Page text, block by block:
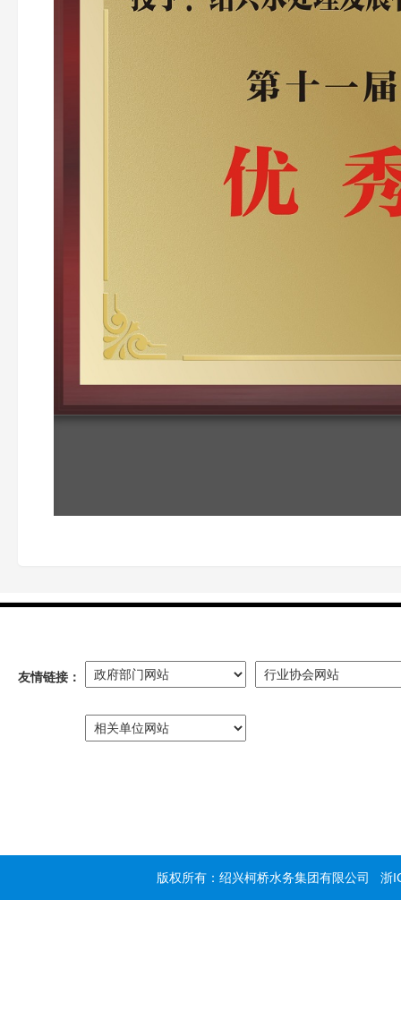
友情链接：
版权所有：绍兴柯桥水务集团有限公司 浙